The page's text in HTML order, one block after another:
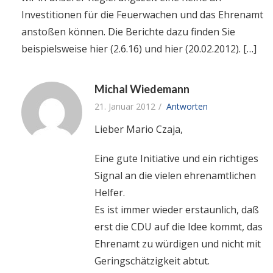
Investitionen für die Feuerwachen und das Ehrenamt
anstoßen können. Die Berichte dazu finden Sie
beispielsweise hier (2.6.16) und hier (20.02.2012). […]
Michal Wiedemann
21. Januar 2012 Antworten
Lieber Mario Czaja,
Eine gute Initiative und ein richtiges
Signal an die vielen ehrenamtlichen
Helfer.
Es ist immer wieder erstaunlich, daß
erst die CDU auf die Idee kommt, das
Ehrenamt zu würdigen und nicht mit
Geringschätzigkeit abtut.